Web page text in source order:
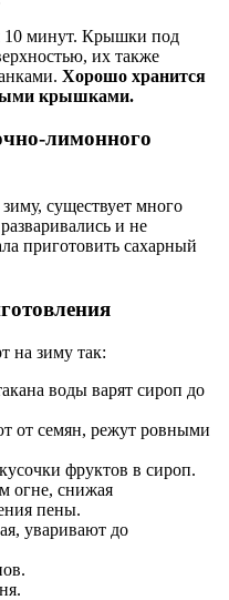
10 минут. Крышки под
их также
Хорошо хранится
крышками.
лимонного
существует много
и не
приготовить сахарный
на зиму так:
воды варят сироп до
от семян, режут ровными
фруктов в сироп.
огне, снижая
пены.
уваривают до